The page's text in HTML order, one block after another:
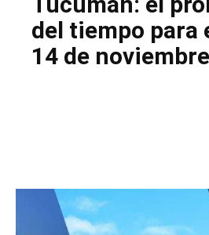
del tiempo para
14 de noviembre